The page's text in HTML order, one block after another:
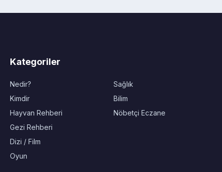
Kategoriler
Nedir?
Kimdir
Hayvan Rehberi
Gezi Rehberi
Dizi / Film
Oyun
Sağlık
Bilim
Nöbetçi Eczane